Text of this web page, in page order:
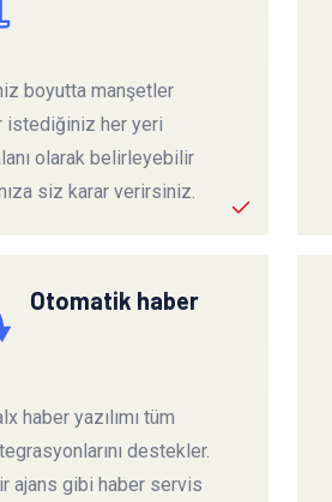
boyutta manşetler
istediğiniz her yeri
olarak belirleyebilir
siz karar verirsiniz.
Otomatik haber
haber yazılımı tüm
destekler.
ajans gibi haber servis